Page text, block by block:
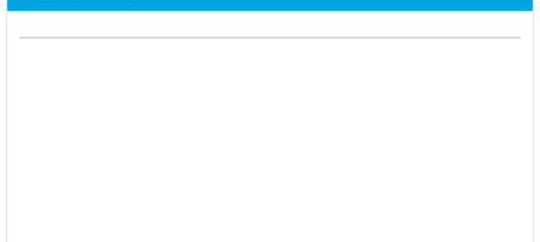
Từ ngày 03/8/2026 đến ngày 09/8/2026